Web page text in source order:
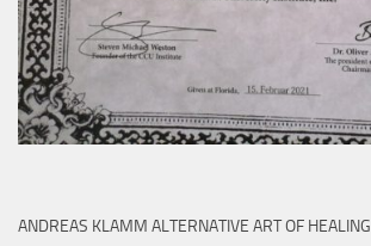
ANDREAS KLAMM ALTERNATIVE ART OF HEALING